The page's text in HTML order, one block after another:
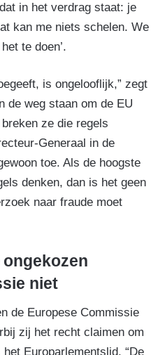
in het verdrag staat: je
kan me niets schelen. We
te doen’.
is ongelooflijk,” zegt
de weg staan om de EU
ze die regels
Generaal in de
toe. Als de hoogste
denken, dan is het geen
naar fraude moet
niet
de Europese Commissie
zij het recht claimen om
het Europarlementslid. “De